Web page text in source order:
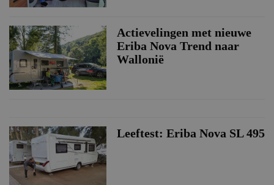
Actievelingen met nieuwe
Eriba Nova Trend naar
Wallonië
Leeftest: Eriba Nova SL 495